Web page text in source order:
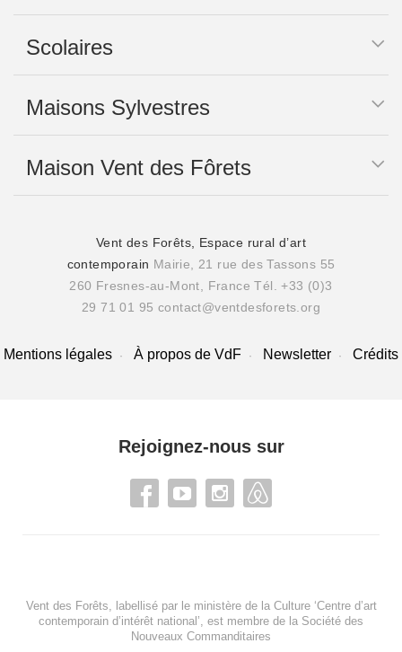
Scolaires
Maisons Sylvestres
Maison Vent des Fôrets
Vent des Forêts, Espace rural d’art
contemporain Mairie, 21 rue des Tassons 55
260 Fresnes-au-Mont, France Tél. +33 (0)3
29 71 01 95 contact@ventdesforets.org
Mentions légales À propos de VdF Newsletter Crédits
Rejoignez-nous sur
Vent des Forêts, labellisé par le ministère de la Culture ‘Centre d’art
contemporain d’intérêt national’, est membre de la Société des
Nouveaux Commanditaires